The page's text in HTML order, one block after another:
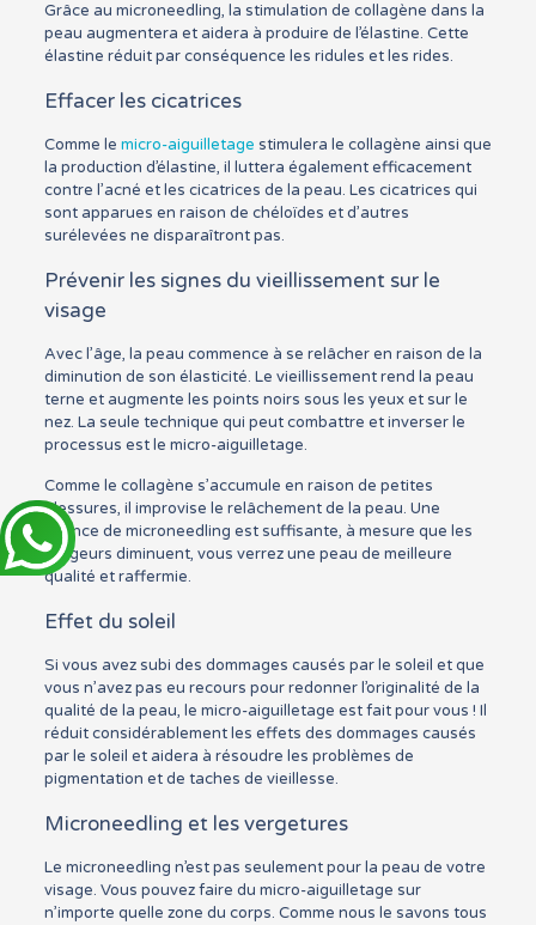
Grâce au microneedling, la stimulation de collagène dans la
peau augmentera et aidera à produire de l’élastine. Cette
élastine réduit par conséquence les ridules et les rides.
Effacer les cicatrices
Comme le micro-aiguilletage stimulera le collagène ainsi que
la production d’élastine, il luttera également efficacement
contre l’acné et les cicatrices de la peau. Les cicatrices qui
sont apparues en raison de chéloïdes et d’autres
surélevées ne disparaîtront pas.
Prévenir les signes du vieillissement sur le
visage
Avec l’âge, la peau commence à se relâcher en raison de la
diminution de son élasticité. Le vieillissement rend la peau
terne et augmente les points noirs sous les yeux et sur le
nez. La seule technique qui peut combattre et inverser le
processus est le micro-aiguilletage.
Comme le collagène s’accumule en raison de petites
blessures, il improvise le relâchement de la peau. Une
séance de microneedling est suffisante, à mesure que les
rougeurs diminuent, vous verrez une peau de meilleure
qualité et raffermie.
Effet du soleil
Si vous avez subi des dommages causés par le soleil et que
vous n’avez pas eu recours pour redonner l’originalité de la
qualité de la peau, le micro-aiguilletage est fait pour vous ! Il
réduit considérablement les effets des dommages causés
par le soleil et aidera à résoudre les problèmes de
pigmentation et de taches de vieillesse.
Microneedling et les vergetures
Le microneedling n’est pas seulement pour la peau de votre
visage. Vous pouvez faire du micro-aiguilletage sur
n’importe quelle zone du corps. Comme nous le savons tous